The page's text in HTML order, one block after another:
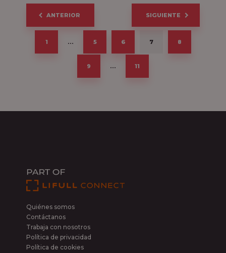
Paginación
de
entradas
ANTERIOR
1 … 5 6 7 8
9 … 11
SIGUIENTE
Quiénes somos
Contáctanos
Trabaja con nosotros
Política de privacidad
Política de cookies